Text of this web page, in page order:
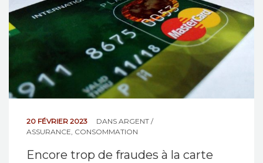
CONTACT
20 FÉVRIER 2023 DANS ARGENT /
ASSURANCE, CONSOMMATION
Encore trop de fraudes à la carte